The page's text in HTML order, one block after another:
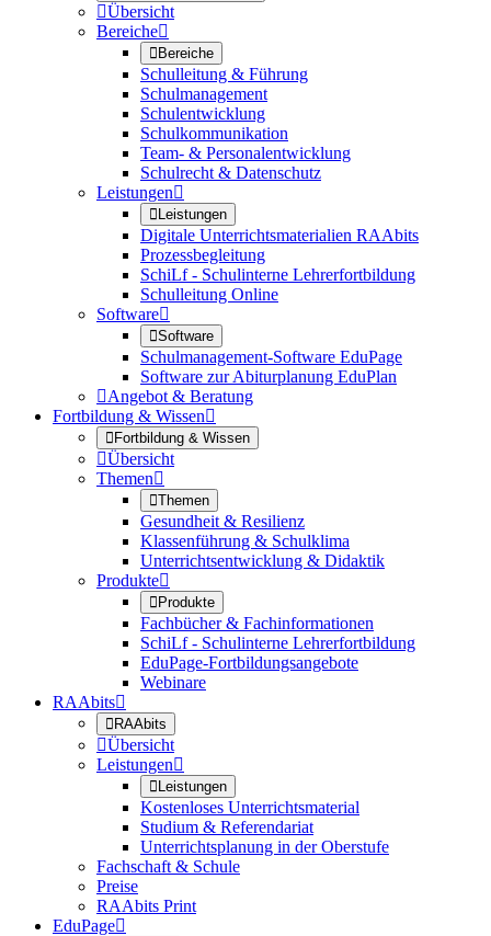
Übersicht
Bereiche
Bereiche
Schulleitung & Führung
Schulmanagement
Schulentwicklung
Schulkommunikation
Team- & Personalentwicklung
Schulrecht & Datenschutz
Leistungen
Leistungen
Digitale Unterrichtsmaterialien RAAbits
Prozessbegleitung
SchiLf - Schulinterne Lehrerfortbildung
Schulleitung Online
Software
Software
Schulmanagement-Software EduPage
Software zur Abiturplanung EduPlan
Angebot & Beratung
Fortbildung & Wissen
Fortbildung & Wissen
Übersicht
Themen
Themen
Gesundheit & Resilienz
Klassenführung & Schulklima
Unterrichtsentwicklung & Didaktik
Produkte
Produkte
Fachbücher & Fachinformationen
SchiLf - Schulinterne Lehrerfortbildung
EduPage-Fortbildungsangebote
Webinare
RAAbits
RAAbits
Übersicht
Leistungen
Leistungen
Kostenloses Unterrichtsmaterial
Studium & Referendariat
Unterrichtsplanung in der Oberstufe
Fachschaft & Schule
Preise
RAAbits Print
EduPage